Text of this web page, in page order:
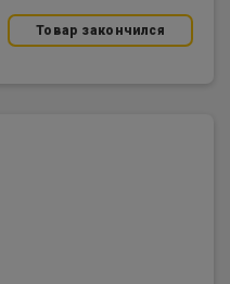
Товар закончился